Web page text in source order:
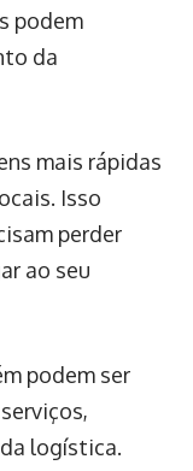
podem
da
mais rápidas
Isso
perder
ao seu
podem ser
logística.